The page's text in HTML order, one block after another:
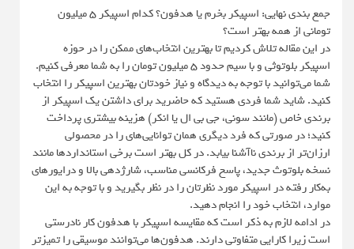
جمع بندی نهایی: اسپیکر بخرم یا هدفون؟ کدام اسپیکر 5 میلیون
تومانی از همه بهتر است؟
در این مقاله تلاش کردیم تا بهترین انتخاب‌های ممکن را در حوزه
اسپیکر بلوتوثی و با سیم حدود 5 میلیون تومان را به شما معرفی کنیم.
شما می‌توانید با توجه به دیدگاه و نیاز خودتان بهترین اسپیکر را انتخاب
کنید. شاید شما فردی هستید که حاضرید برای داشتن یک اسپیکر از
برندی خاص (مانند سونی، جی بی ال یا انکر) هزینه بیشتری پرداخت
کنید؛ در صورتی که فرد دیگری همان توانایی‌های را در محصولی
ارزان‌تر از برندی ناآشنا بیابد. در کل بهتر است برخی استانداردها مانند
نسخه بلوتوث جدید، پاسخ فرکانسی مناسب، شارژدهی بالا و درایورهای
به‌کار رفته در اسپیکر مورد نظرتان را در نظر بگیرید و با توجه به این
موارد، انتخاب خود را انجام دهید.
در ادامه لازم به ذکر است که مقایسه اسپیکر با هدفون کار نادرستی
است زیرا کارایی متفاوتی دارند. هدفون‌ها می‌توانند موسیقی را تمیزتر